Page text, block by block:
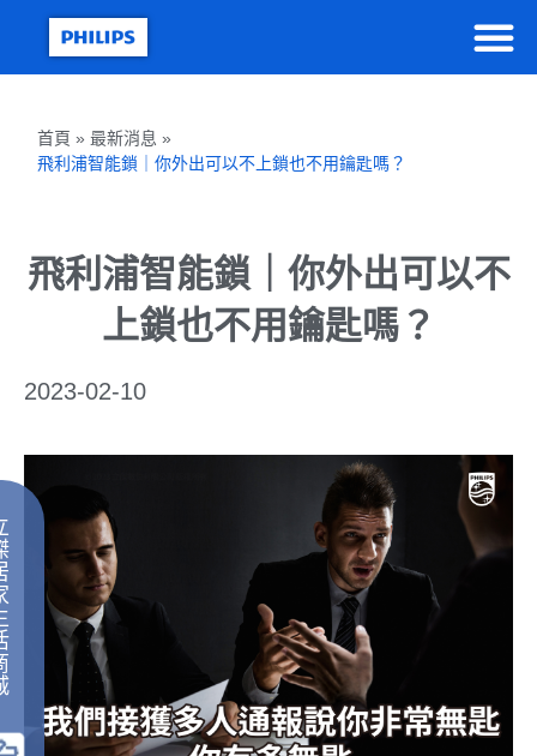
首頁 » 最新消息 »
飛利浦智能鎖｜你外出可以不上鎖也不用鑰匙嗎？
飛利浦智能鎖｜你外出可以不
上鎖也不用鑰匙嗎？
2023-02-10